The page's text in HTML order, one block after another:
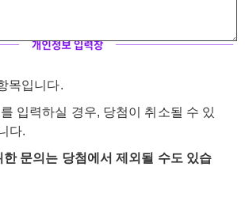
목입니다.
입력하실 경우, 당첨이 취소될 수 있
다.
한 문의는 당첨에서 제외될 수도 있습